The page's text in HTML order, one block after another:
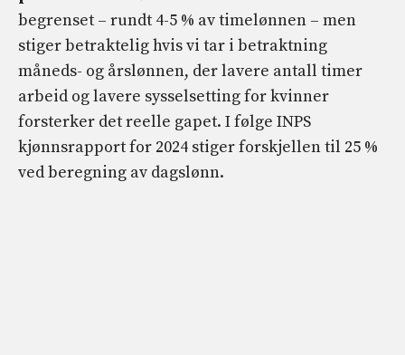
begrenset – rundt 4-5 % av timelønnen – men
stiger betraktelig hvis vi tar i betraktning
måneds- og årslønnen, der lavere antall timer
arbeid og lavere sysselsetting for kvinner
forsterker det reelle gapet. I følge INPS
kjønnsrapport for 2024 stiger forskjellen til 25 %
ved beregning av dagslønn.